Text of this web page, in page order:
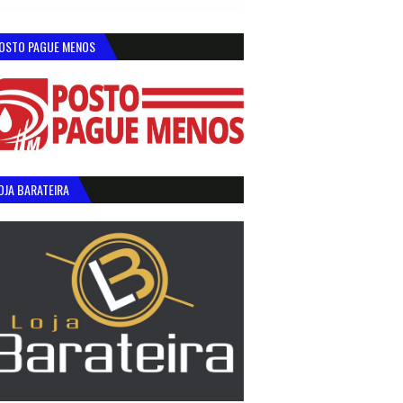
PAGUE MENOS
BARATEIRA